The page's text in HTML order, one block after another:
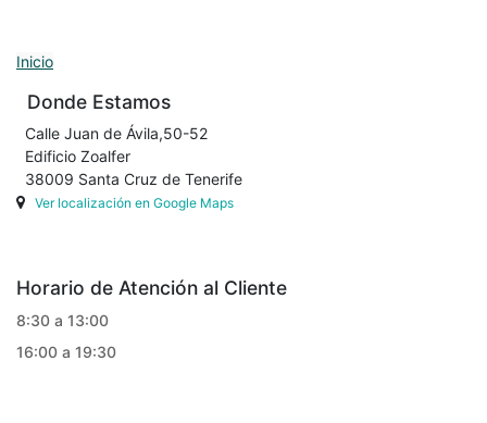
Inicio
Donde Estamos
Calle Juan de Ávila,50-52
Edificio Zoalfer
38009 Santa Cruz de Tenerife
Ver localización en Google Maps
Horario de Atención al Cliente
8:30 a 13:00
16:00 a 19:30